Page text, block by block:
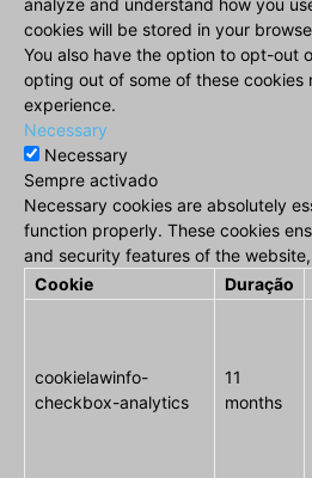
analyze and understand how you
cookies will be stored in your
You also have the option to opt-out
opting out of some of these
experience.
Necessary
Necessary
Sempre activado
Necessary cookies are absolutely
function properly. These cookies
and security features of the
Cookie
Duração
cookielawinfo-
checkbox-analytics
11
months